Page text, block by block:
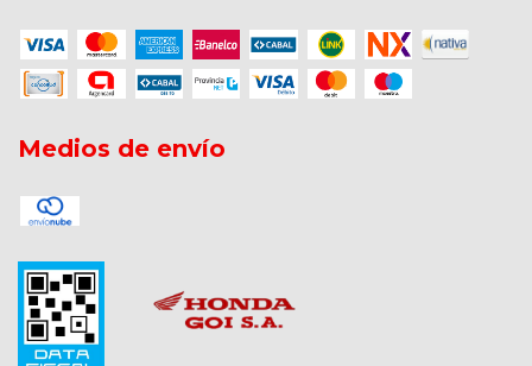
Medios de envío